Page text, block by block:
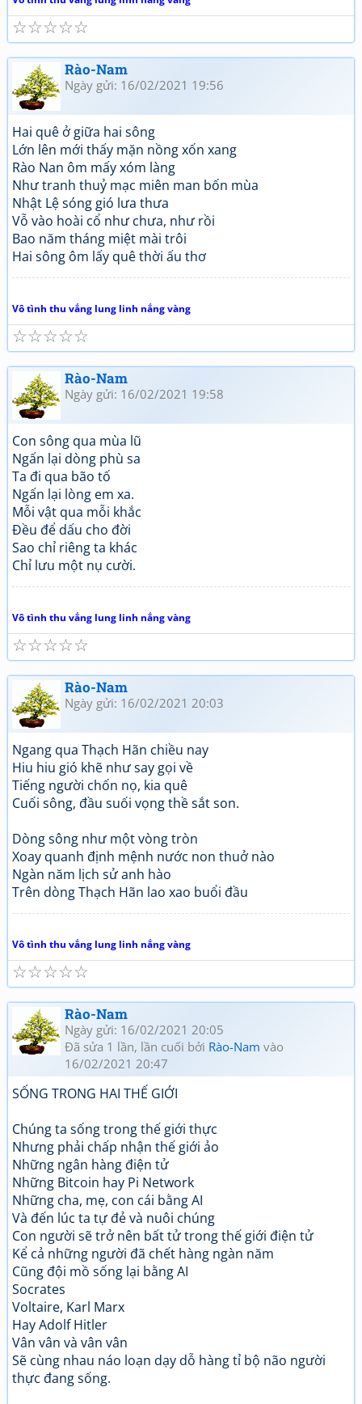
☆
☆
☆
☆
☆
Rào-Nam
Ngày gửi: 16/02/2021 19:56
Hai quê ở giữa hai sông
Lớn lên mới thấy mặn nồng xốn xang
Rào Nan ôm mấy xóm làng
Như tranh thuỷ mạc miên man bốn mùa
Nhật Lệ sóng gió lưa thưa
Vỗ vào hoài cổ như chưa, như rồi
Bao năm tháng miệt mài trôi
Hai sông ôm lấy quê thời ấu thơ
Vô tình thu vắng lung linh nắng vàng
☆
☆
☆
☆
☆
Rào-Nam
Ngày gửi: 16/02/2021 19:58
Con sông qua mùa lũ
Ngấn lại dòng phù sa
Ta đi qua bão tố
Ngấn lại lòng em xa.
Mỗi vật qua mỗi khắc
Đều để dấu cho đời
Sao chỉ riêng ta khác
Chỉ lưu một nụ cười.
Vô tình thu vắng lung linh nắng vàng
☆
☆
☆
☆
☆
Rào-Nam
Ngày gửi: 16/02/2021 20:03
Ngang qua Thạch Hãn chiều nay
Hiu hiu gió khẽ như say gọi về
Tiếng người chốn nọ, kia quê
Cuối sông, đầu suối vọng thề sắt son.
Dòng sông như một vòng tròn
Xoay quanh định mệnh nước non thuở nào
Ngàn năm lịch sử anh hào
Trên dòng Thạch Hãn lao xao buổi đầu
Vô tình thu vắng lung linh nắng vàng
☆
☆
☆
☆
☆
Rào-Nam
Ngày gửi: 16/02/2021 20:05
Đã sửa 1 lần, lần cuối bởi Rào-Nam vào
16/02/2021 20:47
SỐNG TRONG HAI THẾ GIỚI
Chúng ta sống trong thế giới thực
Nhưng phải chấp nhận thế giới ảo
Những ngân hàng điện tử
Những Bitcoin hay Pi Network
Những cha, mẹ, con cái bằng AI
Và đến lúc ta tự đẻ và nuôi chúng
Con người sẽ trở nên bất tử trong thế giới điện tử
Kể cả những người đã chết hàng ngàn năm
Cũng đội mồ sống lại bằng AI
Socrates
Voltaire, Karl Marx
Hay Adolf Hitler
Vân vân và vân vân
Sẽ cùng nhau náo loạn dạy dỗ hàng tỉ bộ não người
thực đang sống.